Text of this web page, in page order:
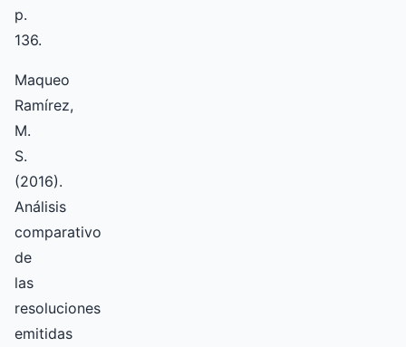
p.
136.
Maqueo
Ramírez,
M.
S.
(2016).
Análisis
comparativo
de
las
resoluciones
emitidas